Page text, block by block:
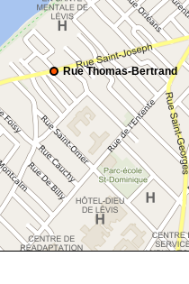
Rue Thomas-Bertrand